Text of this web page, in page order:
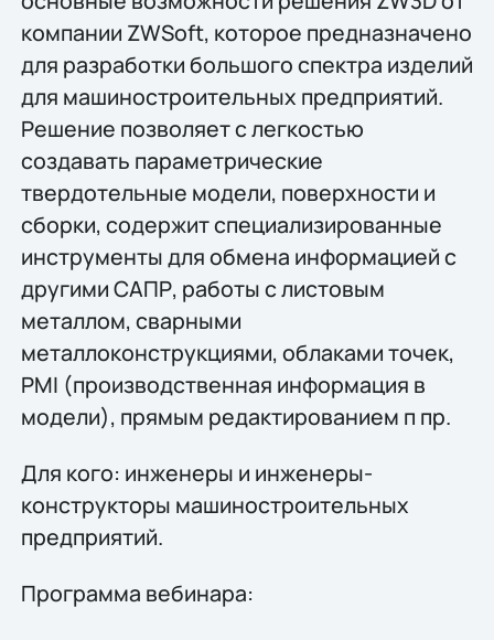
компании ZWSoft, которое предназначено
для разработки большого спектра изделий
для машиностроительных предприятий.
Решение позволяет с легкостью
создавать параметрические
твердотельные модели, поверхности и
сборки, содержит специализированные
инструменты для обмена информацией с
другими САПР, работы с листовым
металлом, сварными
металлоконструкциями, облаками точек,
PMI (производственная информация в
модели), прямым редактированием п пр.
Для кого: инженеры и инженеры-
конструкторы машиностроительных
предприятий.
Программа вебинара: